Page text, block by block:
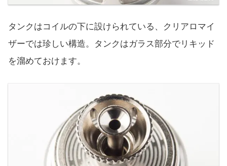
タンクはコイルの下に設けられている、クリアロマイ
ザーでは珍しい構造。タンクはガラス部分でリキッド
を溜めておけます。